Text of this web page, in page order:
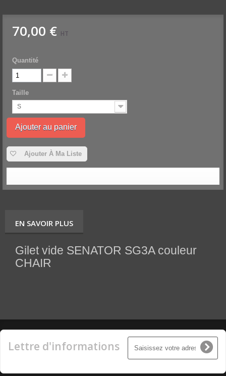
70,00 € HT
Quantité
Taille
S
Ajouter au panier
Ajouter À Ma Liste
EN SAVOIR PLUS
Gilet vide SENATOR SG3A couleur
CHAIR
Lettre d'informations